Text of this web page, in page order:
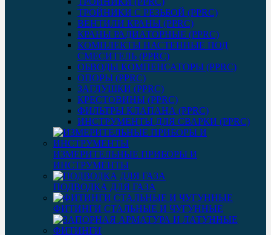
ТРОЙНИКИ С РЕЗЬБОЙ (PPRC)
ВЕНТИЛИ КРАНЫ (PPRC)
КРАНЫ РАДИАТОРНЫЕ (PPRC)
КОМПЛЕКТЫ НАСТЕННЫЕ ПОД
СМЕСИТЕЛЬ (PPRC)
ОБВОДЫ КОМПЕНСАТОРЫ (PPRC)
ОПОРЫ (PPRC)
ЗАГЛУШКИ (PPRC)
КРЕСТОВИНЫ (PPRC)
ФИЛЬТРЫ КЛАПАНА (PPRC)
ИНСТРУМЕНТЫ ДЛЯ СВАРКИ (PPRC)
ИЗМЕРИТЕЛЬНЫЕ ПРИБОРЫ И
ИНСТРУМЕНТЫ
ПОДВОДКА ДЛЯ ГАЗА
ФИТИНГИ СТАЛЬНЫЕ И ЧУГУННЫЕ